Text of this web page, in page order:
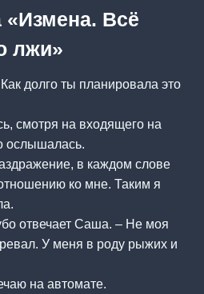
«Измена. Всё
лжи»
долго ты планировала это
смотря на входящего на
ослышалась.
в каждом слове
ко мне. Таким я
отвечает Саша. – Не моя
У меня в роду рыжих и
на автомате.